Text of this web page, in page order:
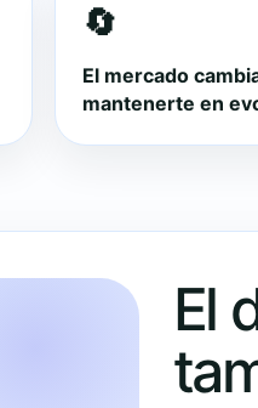
🔄
El mercado
mantenerte en
El